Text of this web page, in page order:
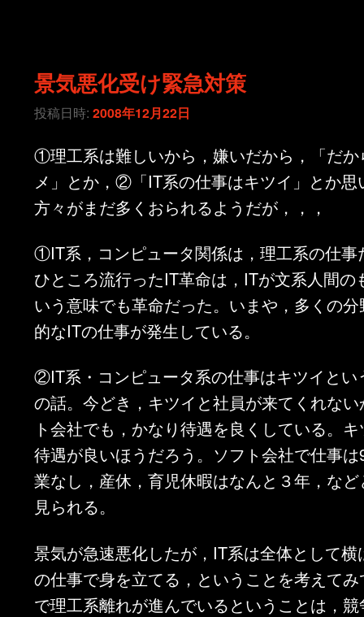
景気悪化受け緊急対策
投稿日時:2008年12月22日
①理工系は難しいから，嫌いだから，「だ
メ」とか，②「IT系の仕事はキツイ」とか思
方々がまだ多くおられるようだが，，，
①IT系，コンピュータ関係は，理工系の仕事
ひところ流行ったIT革命は，ITが文系人間の
いう意味でも革命だった。いまや，多くの
的なITの仕事が発生している。
②IT系・コンピュータ系の仕事はキツイとい
の話。今どき，キツイと社員が来てくれな
ト会社でも，かなり待遇を良くしている。
待遇が良いほうだろう。ソフト会社で仕事
業なし，産休，育児休暇はなんと３年，な
見られる。
景気が急速悪化したが，IT系は全体として
の仕事で身を立てる，ということを考えて
で理工系離れが進んでいるということは，